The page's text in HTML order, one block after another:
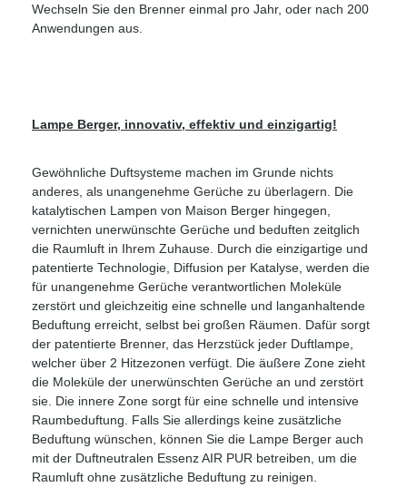
Wechseln Sie den Brenner einmal pro Jahr, oder nach 200
Anwendungen aus.
Lampe Berger, innovativ, effektiv und einzigartig!
Gewöhnliche Duftsysteme machen im Grunde nichts
anderes, als unangenehme Gerüche zu überlagern. Die
katalytischen Lampen von Maison Berger hingegen,
vernichten unerwünschte Gerüche und beduften zeitglich
die Raumluft in Ihrem Zuhause. Durch die einzigartige und
patentierte Technologie, Diffusion per Katalyse, werden die
für unangenehme Gerüche verantwortlichen Moleküle
zerstört und gleichzeitig eine schnelle und langanhaltende
Beduftung erreicht, selbst bei großen Räumen. Dafür sorgt
der patentierte Brenner, das Herzstück jeder Duftlampe,
welcher über 2 Hitzezonen verfügt. Die äußere Zone zieht
die Moleküle der unerwünschten Gerüche an und zerstört
sie. Die innere Zone sorgt für eine schnelle und intensive
Raumbeduftung. Falls Sie allerdings keine zusätzliche
Beduftung wünschen, können Sie die Lampe Berger auch
mit der Duftneutralen Essenz AIR PUR betreiben, um die
Raumluft ohne zusätzliche Beduftung zu reinigen.